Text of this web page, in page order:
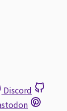
Discord